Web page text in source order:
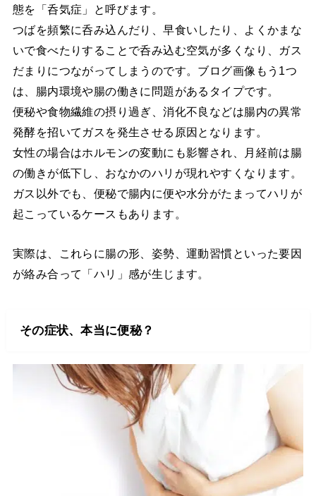
態を「呑気症」と呼びます。
つばを頻繁に呑み込んだり、早食いしたり、よくかまな
いで食べたりすることで呑み込む空気が多くなり、ガス
だまりにつながってしまうのです。ブログ画像もう1つ
は、腸内環境や腸の働きに問題があるタイプです。
便秘や食物繊維の摂り過ぎ、消化不良などは腸内の異常
発酵を招いてガスを発生させる原因となります。
女性の場合はホルモンの変動にも影響され、月経前は腸
の働きが低下し、おなかのハリが現れやすくなります。
ガス以外でも、便秘で腸内に便や水分がたまってハリが
起こっているケースもあります。
実際は、これらに腸の形、姿勢、運動習慣といった要因
が絡み合って「ハリ」感が生じます。
その症状、本当に便秘？